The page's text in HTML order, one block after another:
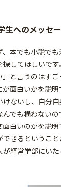
生へのメッセ
、本でも小説で
してほしいで
」と言うのはす
面白いかを説明
けないし、自分
んでも構わない
面白いのかを説
できるというこ
が経営学部にい